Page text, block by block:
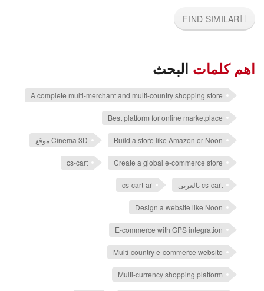
FIND SIMILAR
اهم كلمات البحث
A complete multi-merchant and multi-country shopping store
Best platform for online marketplace
Build a store like Amazon or Noon Cinema 3D موقع
Create a global e-commerce store
cs-cart
cs-cart بالعربى cs-cart-ar
Design a website like Noon
E-commerce with GPS integration
Multi-country e-commerce website
Multi-currency shopping platform